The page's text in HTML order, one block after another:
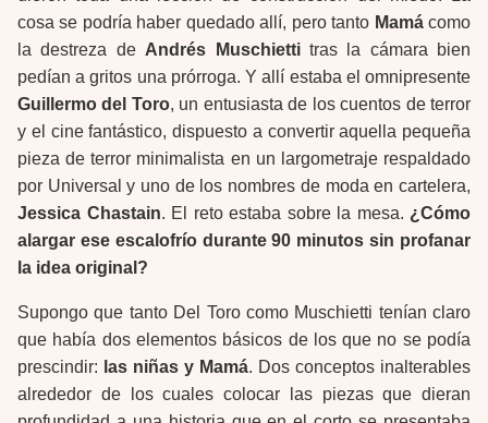
cosa se podría haber quedado allí, pero tanto Mamácomo
la destreza de Andrés Muschiettitras la cámara bien
pedían a gritos una prórroga. Y allí estaba el omnipresente
Guillermo del Toro, un entusiasta de los cuentos de terror
y el cine fantástico, dispuesto a convertir aquella pequeña
pieza de terror minimalista en un largometraje respaldado
por Universal y uno de los nombres de moda en cartelera,
Jessica Chastain. El reto estaba sobre la mesa. ¿Cómo
alargar ese escalofrío durante 90 minutos sin profanar
la idea original?
Supongo que tanto Del Toro como Muschietti tenían claro
que había dos elementos básicos de los que no se podía
prescindir: las niñas y Mamá. Dos conceptos inalterables
alrededor de los cuales colocar las piezas que dieran